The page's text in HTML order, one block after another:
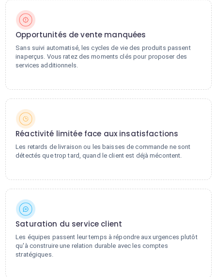
Opportunités de vente manquées
Sans suivi automatisé, les cycles de vie des produits passent
inaperçus. Vous ratez des moments clés pour proposer des
services additionnels.
Réactivité limitée face aux insatisfactions
Les retards de livraison ou les baisses de commande ne sont
détectés que trop tard, quand le client est déjà mécontent.
Saturation du service client
Les équipes passent leur temps à répondre aux urgences plutôt
qu'à construire une relation durable avec les comptes
stratégiques.